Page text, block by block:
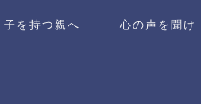
子を持つ親へ 心の声を聞け